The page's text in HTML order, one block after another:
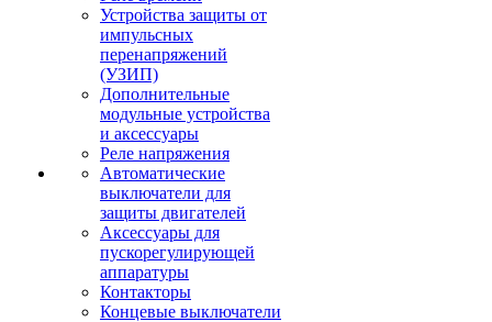
Устройства защиты от
импульсных
перенапряжений
(УЗИП)
Дополнительные
модульные устройства
и аксессуары
Реле напряжения
Автоматические
выключатели для
защиты двигателей
Аксессуары для
пускорегулирующей
аппаратуры
Контакторы
Концевые выключатели